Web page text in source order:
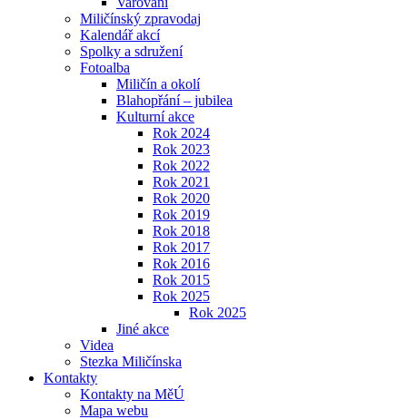
Miličínský zpravodaj
Kalendář akcí
Spolky a sdružení
Fotoalba
Miličín a okolí
Blahopřání – jubilea
Kulturní akce
Rok 2024
Rok 2023
Rok 2022
Rok 2021
Rok 2020
Rok 2019
Rok 2018
Rok 2017
Rok 2016
Rok 2015
Rok 2025
Rok 2025
Jiné akce
Videa
Stezka Miličínska
Kontakty
Kontakty na MěÚ
Mapa webu